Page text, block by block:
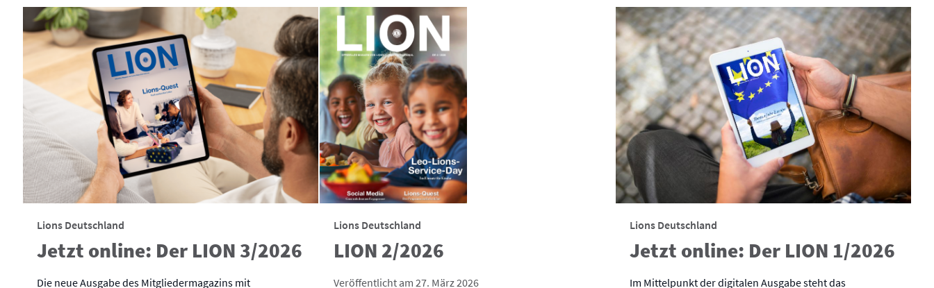
Lions Deutschland
Jetzt online: Der LION 3/2026
Die neue Ausgabe des Mitgliedermagazins mit
Lions Deutschland
LION 2/2026
Veröffentlicht am 27. März 2026
Lions Deutschland
Jetzt online: Der LION 1/2026
Im Mittelpunkt der digitalen Ausgabe steht das